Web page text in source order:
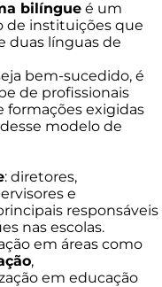
bilíngue é um
de instituições que
duas línguas de
bem-sucedido, é
de profissionais
formações exigidas
modelo de
: diretores,
e
responsáveis
nas escolas.
em áreas como
,
em educação